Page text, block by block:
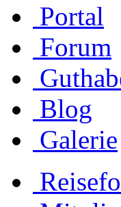
Portal
Forum
Blog
Galerie